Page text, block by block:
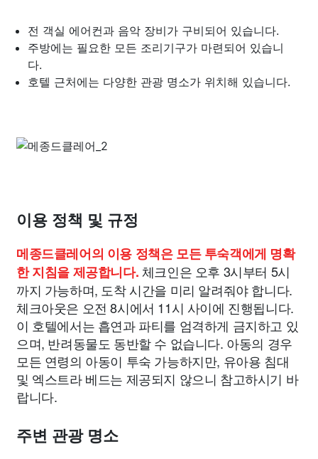
전 객실 에어컨과 음악 장비가 구비되어 있습니다.
주방에는 필요한 모든 조리기구가 마련되어 있습니
다.
호텔 근처에는 다양한 관광 명소가 위치해 있습니다.
이용 정책 및 규정
메종드클레어의 이용 정책은 모든 투숙객에게 명확
한 지침을 제공합니다. 체크인은 오후 3시부터 5시
까지 가능하며, 도착 시간을 미리 알려줘야 합니다.
체크아웃은 오전 8시에서 11시 사이에 진행됩니다.
이 호텔에서는 흡연과 파티를 엄격하게 금지하고 있
으며, 반려동물도 동반할 수 없습니다. 아동의 경우
모든 연령의 아동이 투숙 가능하지만, 유아용 침대
및 엑스트라 베드는 제공되지 않으니 참고하시기 바
랍니다.
주변 관광 명소